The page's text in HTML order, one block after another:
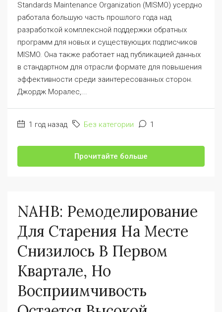
Standards Maintenance Organization (MISMO) усердно
работала большую часть прошлого года над
разработкой комплексной поддержки обратных
программ для новых и существующих подписчиков
MISMO. Она также работает над публикацией данных
в стандартном для отрасли формате для повышения
эффективности среди заинтересованных сторон.
Джордж Моралес,...
1 год назад Без категории 1
Прочитайте больше
NAHB: Ремоделирование
Для Старения На Месте
Снизилось В Первом
Квартале, Но
Восприимчивость